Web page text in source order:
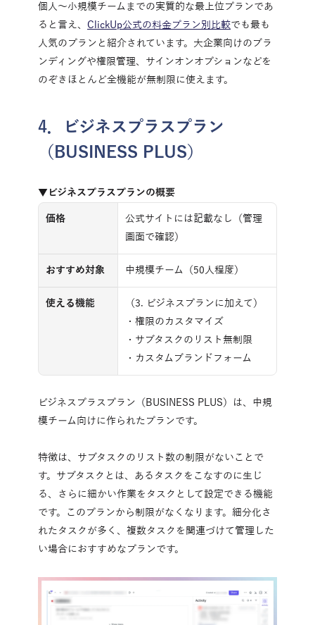
個人～小規模チームまでの実質的な最上位プランであ
ると言え、 ClickUp公式の料金プラン別比較でも最も
人気のプランと紹介されています。大企業向けのブラ
ンディングや権限管理、サインオンオプションなどを
のぞきほとんど全機能が無制限に使えます。
4．ビジネスプラスプラン
（BUSINESS PLUS）
▼ビジネスプラスプランの概要
価格
公式サイトには記載なし（管理
画面で確認）
おすすめ対象 中規模チーム（50人程度）
使える機能
（3. ビジネスプランに加えて）
・権限のカスタマイズ
・サブタスクのリスト無制限
・カスタムブランドフォーム
ビジネスプラスプラン（BUSINESS PLUS）は、中規
模チーム向けに作られたプランです。
特徴は、サブタスクのリスト数の制限がないことで
す。サブタスクとは、あるタスクをこなすのに生じ
る、さらに細かい作業をタスクとして設定できる機能
です。このプランから制限がなくなります。細分化さ
れたタスクが多く、複数タスクを関連づけて管理した
い場合におすすめなプランです。